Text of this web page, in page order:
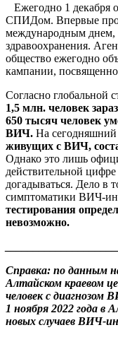
Ежегодно 1 декабря
СПИДом. Впервые
международным днем,
здравоохранения.
общество ежегодно
кампании,
Согласно глобальной
1,5 млн. человек
650 тысяч человек
ВИЧ. На сегодняшний
живущих с ВИЧ,
Однако это лишь
действительной
догадываться. Дело в
симптоматики ВИЧ-
тестирования
невозможно.
Справка: по данным
Алтайском краевом
человек с диагнозом
1 ноября 2022 года в
новых случаев ВИЧ-